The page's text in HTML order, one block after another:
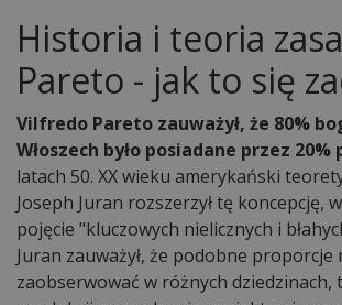
Historia i teoria
Pareto - jak to się
Vilfredo Pareto zauważył, że 80%
Włoszech było posiadane przez
latach 50. XX wieku amerykański
Joseph Juran rozszerzył tę koncepcję,
pojęcie "kluczowych nielicznych i
Juran zauważył, że podobne proporcje
zaobserwować w różnych dziedzinach,